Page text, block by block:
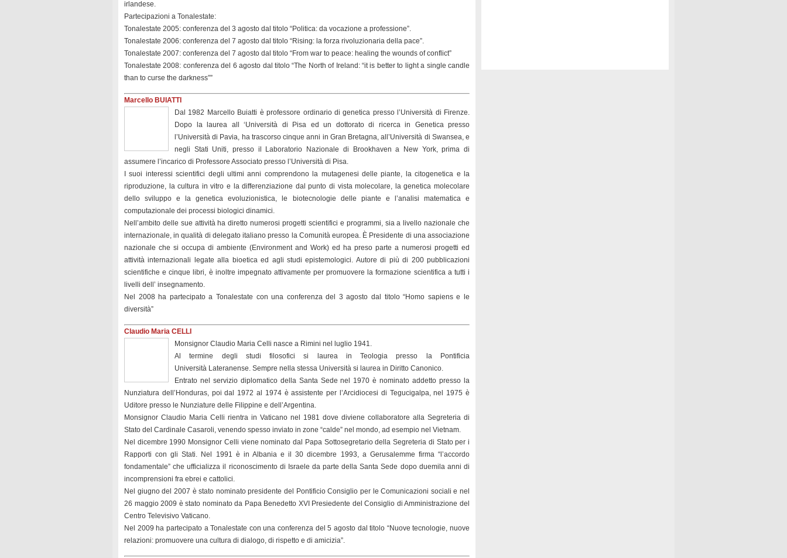
irlandese.
Partecipazioni a Tonalestate:
Tonalestate 2005: conferenza del 3 agosto dal titolo “Politica: da vocazione a professione”.
Tonalestate 2006: conferenza del 7 agosto dal titolo “Rising: la forza rivoluzionaria della pace”.
Tonalestate 2007: conferenza del 7 agosto dal titolo “From war to peace: healing the wounds of conflict”
Tonalestate 2008: conferenza del 6 agosto dal titolo “The North of Ireland: “it is better to light a single candle
than to curse the darkness””
Marcello BUIATTI
Dal 1982 Marcello Buiatti è professore ordinario di genetica presso l’Università di Firenze.
Dopo la laurea all ‘Università di Pisa ed un dottorato di ricerca in Genetica presso
l’Università di Pavia, ha trascorso cinque anni in Gran Bretagna, all’Università di Swansea, e
negli Stati Uniti, presso il Laboratorio Nazionale di Brookhaven a New York, prima di
assumere l’incarico di Professore Associato presso l’Università di Pisa.
I suoi interessi scientifici degli ultimi anni comprendono la mutagenesi delle piante, la citogenetica e la
riproduzione, la cultura in vitro e la differenziazione dal punto di vista molecolare, la genetica molecolare
dello sviluppo e la genetica evoluzionistica, le biotecnologie delle piante e l’analisi matematica e
computazionale dei processi biologici dinamici.
Nell’ambito delle sue attività ha diretto numerosi progetti scientifici e programmi, sia a livello nazionale che
internazionale, in qualità di delegato italiano presso la Comunità europea. È Presidente di una associazione
nazionale che si occupa di ambiente (Environment and Work) ed ha preso parte a numerosi progetti ed
attività internazionali legate alla bioetica ed agli studi epistemologici. Autore di più di 200 pubblicazioni
scientifiche e cinque libri, è inoltre impegnato attivamente per promuovere la formazione scientifica a tutti i
livelli dell’ insegnamento.
Nel 2008 ha partecipato a Tonalestate con una conferenza del 3 agosto dal titolo “Homo sapiens e le
diversità”
Claudio Maria CELLI
Monsignor Claudio Maria Celli nasce a Rimini nel luglio 1941.
Al termine degli studi filosofici si laurea in Teologia presso la Pontificia
Università Lateranense. Sempre nella stessa Università si laurea in Diritto Canonico.
Entrato nel servizio diplomatico della Santa Sede nel 1970 è nominato addetto presso la
Nunziatura dell’Honduras, poi dal 1972 al 1974 è assistente per l’Arcidiocesi di Tegucigalpa, nel 1975 è
Uditore presso le Nunziature delle Filippine e dell’Argentina.
Monsignor Claudio Maria Celli rientra in Vaticano nel 1981 dove diviene collaboratore alla Segreteria di
Stato del Cardinale Casaroli, venendo spesso inviato in zone “calde” nel mondo, ad esempio nel Vietnam.
Nel dicembre 1990 Monsignor Celli viene nominato dal Papa Sottosegretario della Segreteria di Stato per i
Rapporti con gli Stati. Nel 1991 è in Albania e il 30 dicembre 1993, a Gerusalemme firma “l’accordo
fondamentale” che ufficializza il riconoscimento di Israele da parte della Santa Sede dopo duemila anni di
incomprensioni fra ebrei e cattolici.
Nel giugno del 2007 è stato nominato presidente del Pontificio Consiglio per le Comunicazioni sociali e nel
26 maggio 2009 è stato nominato da Papa Benedetto XVI Presiedente del Consiglio di Amministrazione del
Centro Televisivo Vaticano.
Nel 2009 ha partecipato a Tonalestate con una conferenza del 5 agosto dal titolo “Nuove tecnologie, nuove
relazioni: promuovere una cultura di dialogo, di rispetto e di amicizia”.